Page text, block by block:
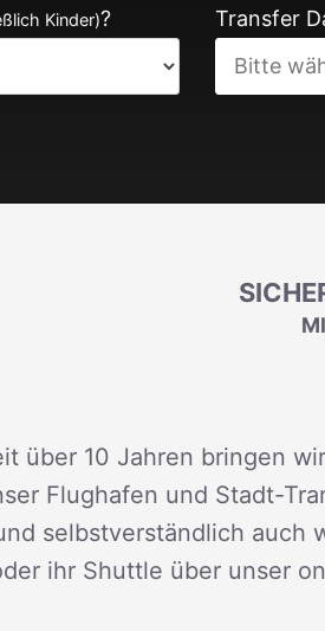
Kinder)? Transfer
über 10 Jahren bringen
Flughafen und Stadt-
selbstverständlich auch
ihr Shuttle über unser